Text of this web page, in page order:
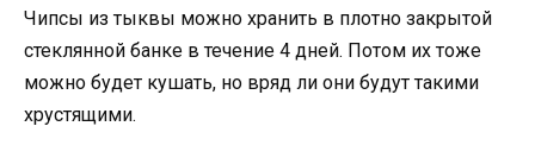
Чипсы из тыквы можно хранить в плотно закрытой
стеклянной банке в течение 4 дней. Потом их тоже
можно будет кушать, но вряд ли они будут такими
хрустящими.